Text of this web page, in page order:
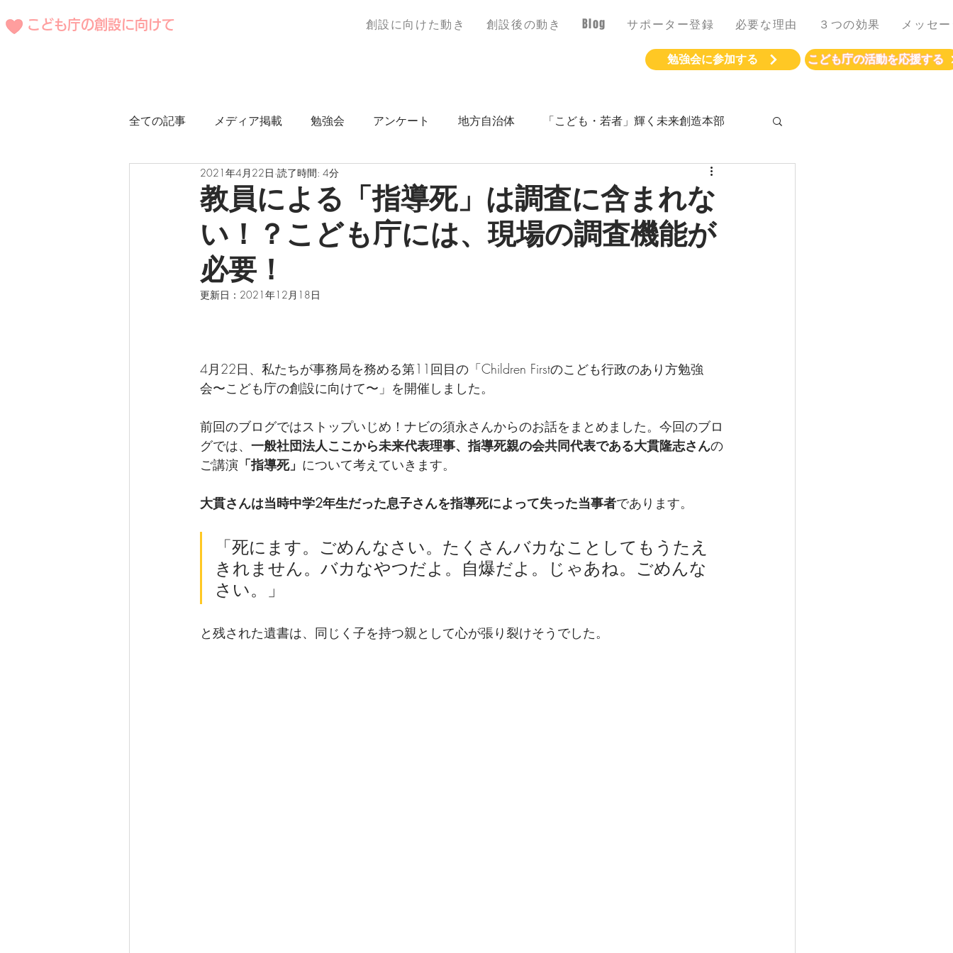
こども庁の創設に向けて 創設に​向けた動き 創設後の動き Blog サポーター登録 必要な理由 ３つの効果 メッセ
勉強会に参加する こども庁の活動を応援する
全ての記事 メディア掲載 勉強会 アンケート 地方自治体 「こども・若者」輝く未来創造本部
海外事例
教員による「指導死」は調査に含まれな
い！？こども庁には、現場の調査機能が
必要！
2021年4月22日 読了時間: 4分
更新日： 2021年12月18日
4月22日、私たちが事務局を務める第11回目の「Children Firstのこども行政のあり方勉強
会〜こども庁の創設に向けて〜」を開催しました。
前回のブログではストップいじめ！ナビの須永さんからのお話をまとめました。今回のブロ
グでは、 一般社団法人ここから未来代表理事、指導死親の会共同代表である大貫隆志さんの
ご講演 「指導死」 について考えていきます。
大貫さんは当時中学2年生だった息子さんを指導死によって失った当事者であります。
「死にます。ごめんなさい。たくさんバカなことしてもうたえ
きれません。バカなやつだよ。自爆だよ。じゃあね。ごめんな
さい。」
と残された遺書は、同じく子を持つ親として心が張り裂けそうでした。